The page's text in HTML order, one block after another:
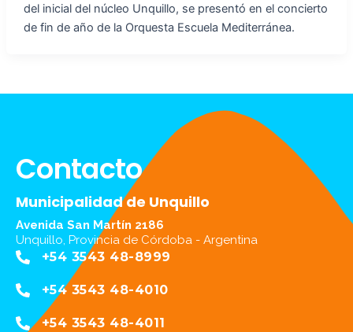
del inicial del núcleo Unquillo, se presentó en el concierto
de fin de año de la Orquesta Escuela Mediterránea.
Contacto
Municipalidad de Unquillo
Avenida San Martín 2186
Unquillo, Provincia de Córdoba - Argentina
+54 3543 48-8999
+54 3543 48-4010
+54 3543 48-4011